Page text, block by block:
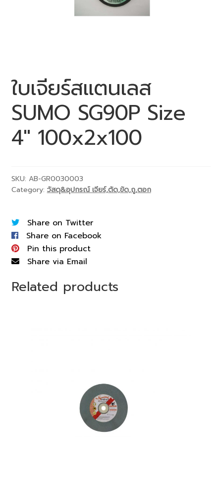
ใบเจียร์สแตนเลส
SUMO SG90P Size
4″ 100x2x100
SKU: AB-GR0030003
Category: วัสดุ&อุปกรณ์ เจียร์,ตัด,ขัด,ถู,ตอก
Share on Twitter
Share on Facebook
Pin this product
Share via Email
Related products